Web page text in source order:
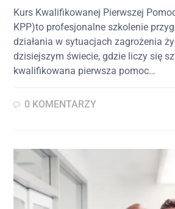
Kurs Kwalifikowanej Pierwszej
KPP)to profesjonalne szkolenie
działania w sytuacjach zagrożenia
dzisiejszym świecie, gdzie liczy się
kwalifikowana pierwsza pomoc…
0 KOMENTARZY